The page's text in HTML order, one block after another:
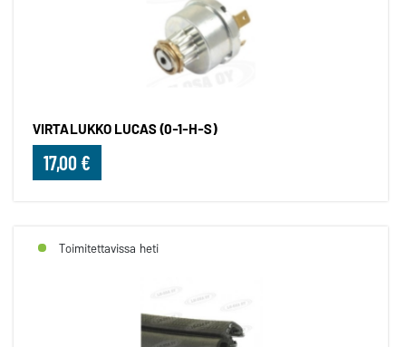
VIRTALUKKO LUCAS (0-1-H-S)
17,00 €
Toimitettavissa heti